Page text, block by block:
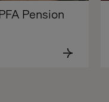
Pension